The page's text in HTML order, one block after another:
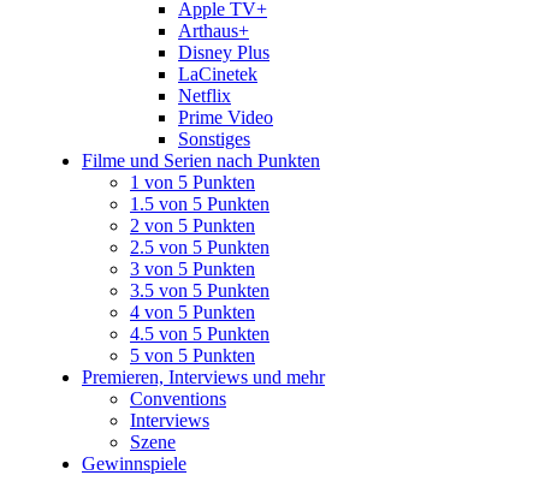
Apple TV+
Arthaus+
Disney Plus
LaCinetek
Netflix
Prime Video
Sonstiges
Filme und Serien nach Punkten
1 von 5 Punkten
1.5 von 5 Punkten
2 von 5 Punkten
2.5 von 5 Punkten
3 von 5 Punkten
3.5 von 5 Punkten
4 von 5 Punkten
4.5 von 5 Punkten
5 von 5 Punkten
Premieren, Interviews und mehr
Conventions
Interviews
Szene
Gewinnspiele